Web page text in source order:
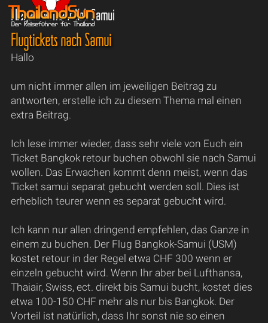
Fliegen/Verkehr Koh Samui
Flugtickets nach Samui
Hallo
um nicht immer allen im jeweiligen Beitrag zu
antworten, erstelle ich zu diesem Thema mal einen
extra Beitrag.
Ich lese immer wieder, dass sehr viele von Euch ein
Ticket Bangkok retour buchen obwohl sie nach Samui
wollen. Das Erwachen kommt denn meist, wenn das
Ticket samui separat gebucht werden soll. Dies ist
erheblich teurer wenn es separat gebucht wird.
Ich kann nur allen dringend empfehlen, das Ganze in
einem zu buchen. Der Flug Bangkok-Samui (USM)
kostet retour in der Regel etwa CHF 300 wenn er
einzeln gebucht wird. Wenn Ihr aber bei Lufthansa,
Thaiair, Swiss, ect. direkt bis Samui bucht, kostet dies
etwa 100-150 CHF mehr als nur bis Bangkok. Der
Vorteil ist natürlich, dass Ihr sonst nie so einen